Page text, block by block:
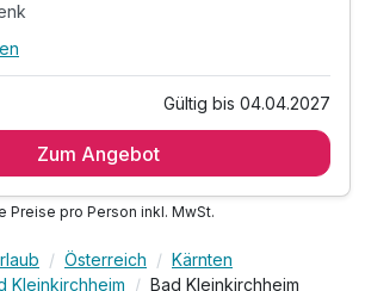
vom Buffet
Sauna & Ruheraum
Skiraum
Gültig bis 04.04.2027
Zum Angebot
Preise pro Person inkl. MwSt.
Österreich
Kärnten
Kleinkirchheim
Bad Kleinkirchheim